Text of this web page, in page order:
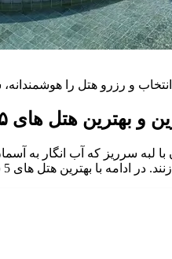
هتل های ۵ ستاره دبی؛ نماد شکوه
لبه سرریز که آب انگار به